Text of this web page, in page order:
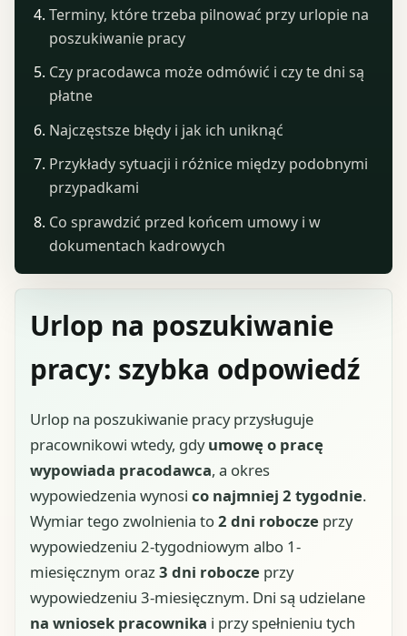
Urlop na poszukiwanie
pracy: szybka odpowiedź
Urlop na poszukiwanie pracy przysługuje
pracownikowi wtedy, gdyumowę o pracę
wypowiada pracodawca, a okres
wypowiedzenia wynosi co najmniej 2 tygodnie.
Wymiar tego zwolnienia to2 dni robocze przy
wypowiedzeniu 2-tygodniowym albo 1-
miesięcznym oraz3 dni robocze przy
wypowiedzeniu 3-miesięcznym. Dni są udzielane
na wniosek pracownika i przy spełnieniu tych
Terminy, które trzeba pilnować przy urlopie na
poszukiwanie pracy
Czy pracodawca może odmówić i czy te dni są
płatne
Najczęstsze błędy i jak ich uniknąć
Przykłady sytuacji i różnice między podobnymi
przypadkami
Co sprawdzić przed końcem umowy i w
dokumentach kadrowych